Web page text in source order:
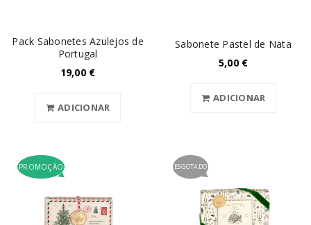
Pack Sabonetes Azulejos de
Portugal
19,00 €
ADICIONAR
Sabonete Pastel de Nata
5,00 €
ADICIONAR
PROMOÇÃO ESGOTADO